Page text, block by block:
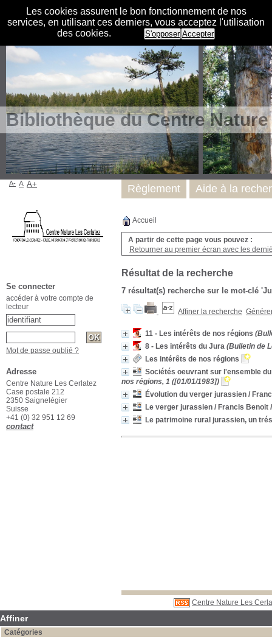
Les cookies assurent le bon fonctionnement de nos
services, en utilisant ces derniers, vous acceptez l'utilisation
des cookies.
S'opposer Accepter
Bibliothèque du Centre
Accueil
A partir de cette page vous pouvez :
Retourner au premier écran avec les
Résultat de la recherche
7 résultat(s) recherche sur le mot-clé
Affiner la recherche
11 - Les intérêts de nos régions
8 - Les intérêts du Jura (Bulletin de
Les intérêts de nos régions
Sociétés oeuvrant sur l'ensemble
nos régions, 1 ([01/01/1983])
Évolution du verger jurassien /
Le verger jurassien / Francis Benoit
Le patrimoine rural jurassien, un
Centre Nature Les
Règlement Aide à la
A- A A+
Se connecter
accéder à votre compte de
lecteur
Mot de passe oublié ?
Adresse
Centre Nature Les Cerlatez
Case postale 212
2350 Saignelégier
Suisse
+41 (0) 32 951 12 69
contact
Affiner
Catégories